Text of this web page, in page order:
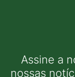
Assine a
nossas